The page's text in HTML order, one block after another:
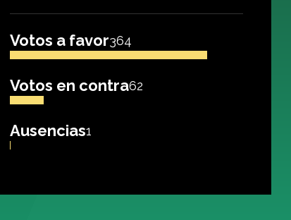
Votos a favor364
Votos en contra62
Ausencias1